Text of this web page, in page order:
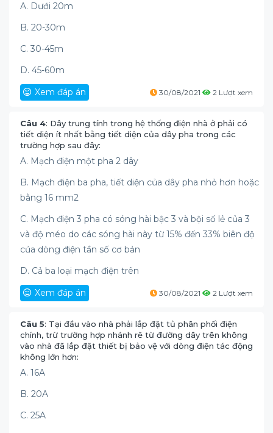
A. Dưới 20m
B. 20-30m
C. 30-45m
D. 45-60m
Xem đáp án
30/08/2021 2 Lượt xem
Câu 4: Dây trung tính trong hệ thống điện nhà ở phải có
tiết diện ít nhất bằng tiết diện của dây pha trong các
trường hợp sau đây:
A. Mạch điện một pha 2 dây
B. Mạch điện ba pha, tiết diện của dây pha nhỏ hơn hoặc
bằng 16 mm2
C. Mạch điện 3 pha có sóng hài bậc 3 và bội số lẻ của 3
và độ méo do các sóng hài này từ 15% đến 33% biên độ
của dòng điện tần số cơ bản
D. Cả ba loại mạch điện trên
Xem đáp án
30/08/2021 2 Lượt xem
Câu 5: Tại đầu vào nhà phải lắp đặt tủ phân phối điện
chính, trừ trường hợp nhánh rẽ từ đường dây trên không
vào nhà đã lắp đặt thiết bị bảo vệ với dòng điện tác động
không lớn hơn:
A. 16A
B. 20A
C. 25A